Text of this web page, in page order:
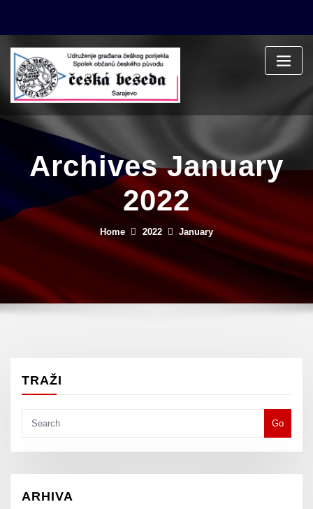
content
Archives January
2022
Home 2022 January
TRAŽI
Go
ARHIVA